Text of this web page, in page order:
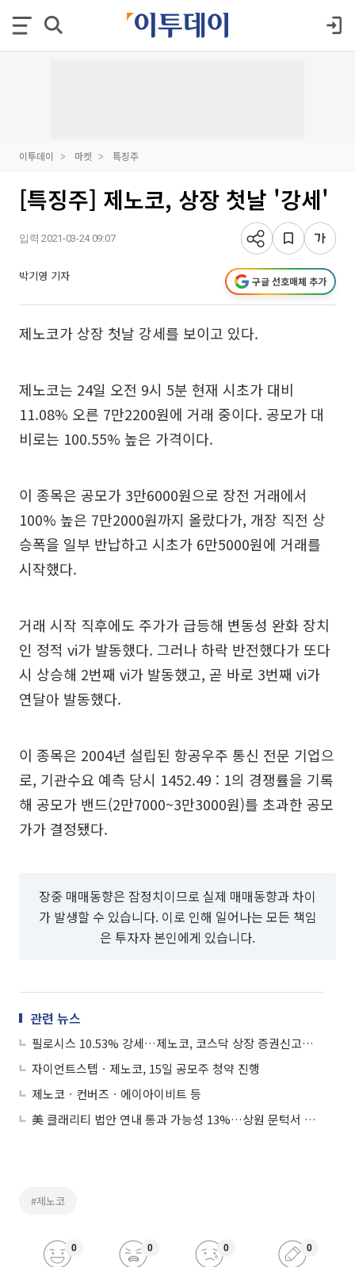
이투데이 마켓 특징주
[특징주] 제노코, 상장 첫날 '강세'
입력 2021-03-24 09:07
박기영 기자 구글 선호매체 추가
제노코가 상장 첫날 강세를 보이고 있다.
제노코는 24일 오전 9시 5분 현재 시초가 대비
11.08% 오른 7만2200원에 거래 중이다. 공모가 대
비로는 100.55% 높은 가격이다.
이 종목은 공모가 3만6000원으로 장전 거래에서
100% 높은 7만2000원까지 올랐다가, 개장 직전 상
승폭을 일부 반납하고 시초가 6만5000원에 거래를
시작했다.
거래 시작 직후에도 주가가 급등해 변동성 완화 장치
인 정적 vi가 발동했다. 그러나 하락 반전했다가 또다
시 상승해 2번째 vi가 발동했고, 곧 바로 3번째 vi가
연달아 발동했다.
이 종목은 2004년 설립된 항공우주 통신 전문 기업으
로, 기관수요 예측 당시 1452.49 : 1의 경쟁률을 기록
해 공모가 밴드(2만7000~3만3000원)를 초과한 공모
가가 결정됐다.
장중 매매동향은 잠정치이므로 실제 매매동향과 차이
가 발생할 수 있습니다. 이로 인해 일어나는 모든 책임
은 투자자 본인에게 있습니다.
관련 뉴스
필로시스 10.53% 강세…제노코, 코스닥 상장 증권신고서 제출
자이언트스텝ㆍ제노코, 15일 공모주 청약 진행
제노코ㆍ컨버즈ㆍ에이아이비트 등
美 클래리티 법안 연내 통과 가능성 13%…상원 문턱서 제동
#제노코
0 0 0 0